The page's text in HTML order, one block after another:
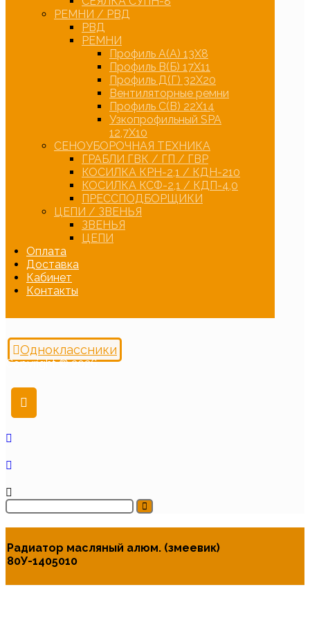
РЕМНИ / РВД
РВД
РЕМНИ
Профиль А(А) 13Х8
Профиль В(Б) 17Х11
Профиль Д(Г) 32Х20
Вентиляторные ремни
Профиль С(В) 22Х14
Узкопрофильный SPA
12,7Х10
СЕНОУБОРОЧНАЯ ТЕХНИКА
ГРАБЛИ ГВК / ГП / ГВР
КОСИЛКА КРН-2,1 / КДН-210
КОСИЛКА КСФ-2,1 / КДП-4,0
ПРЕССПОДБОРЩИКИ
ЦЕПИ / ЗВЕНЬЯ
ЗВЕНЬЯ
ЦЕПИ
Оплата
Доставка
Кабинет
Контакты
Одноклассники
Copyright © 2026
Радиатор масляный алюм. (змеевик)
80У-1405010